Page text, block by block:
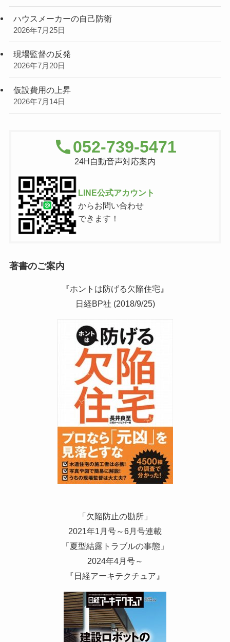
ハウスメーカーの自己防衛
2026年7月25日
現場監督の反発
2026年7月20日
仮設費用の上昇
2026年7月14日
052-739-5471
24H自動音声対応案内
LINE公式アカウント
からお問い合わせ
できます！
著書のご案内
『ホントは防げる欠陥住宅』
日経BP社 (2018/9/25)
「欠陥防止の勘所」
2021年1月号～6月号連載
「夏型結露トラブルの事態」
2024年4月号～
『日経アーキテクチュア』